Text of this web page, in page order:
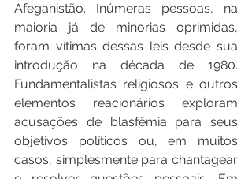
Afeganistão. Inúmeras pessoas, na
maioria já de minorias oprimidas,
foram vítimas dessas leis desde sua
introdução na década de 1980.
Fundamentalistas religiosos e outros
elementos reacionários exploram
acusações de blasfêmia para seus
objetivos políticos ou, em muitos
casos, simplesmente para chantagear